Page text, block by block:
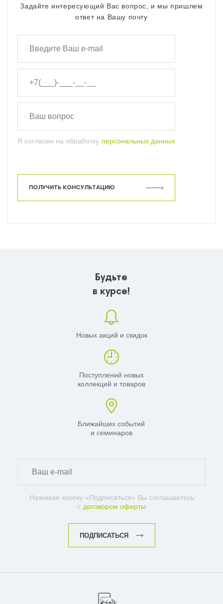
Задайте интересующий Вас вопрос, и мы пришлем
ответ на Вашу почту
Я согласен на обработку персональных данных
ПОЛУЧИТЬ КОНСУЛЬТАЦИЮ
Будьте
в курсе!
Новых акций и скидок
Поступлений новых
коллекций и товаров
Ближайших событий
и семинаров
Нажимая кнопку «Подписаться» Вы соглашаетесь
с договором оферты
ПОДПИСАТЬСЯ